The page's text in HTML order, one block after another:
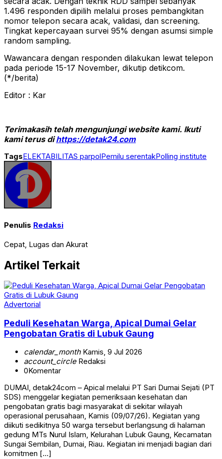
1.496 responden dipilih melalui proses pembangkitan
nomor telepon secara acak, validasi, dan screening.
Tingkat kepercayaan survei 95% dengan asumsi simple
random sampling.
Wawancara dengan responden dilakukan lewat telepon
pada periode 15-17 November, dikutip detikcom.
(*/berita)
Editor : Kar
Terimakasih telah mengunjungi website kami. Ikuti
kami terus dihttps://detak24.com
TagsELEKTABILITAS parpolPemilu serentakPolling institute
Penulis Redaksi
Cepat, Lugas dan Akurat
Artikel Terkait
Advertorial
Peduli Kesehatan Warga, Apical Dumai Gelar
Pengobatan Gratis di Lubuk Gaung
calendar_monthKamis, 9 Jul 2026
account_circleRedaksi
0Komentar
DUMAI, detak24com – Apical melalui PT Sari Dumai Sejati (PT
SDS) menggelar kegiatan pemeriksaan kesehatan dan
pengobatan gratis bagi masyarakat di sekitar wilayah
operasional perusahaan, Kamis (09/07/26). Kegiatan yang
diikuti sedikitnya 50 warga tersebut berlangsung di halaman
gedung MTs Nurul Islam, Kelurahan Lubuk Gaung, Kecamatan
Sungai Sembilan, Dumai, Riau. Kegiatan ini menjadi bagian dari
komitmen […]